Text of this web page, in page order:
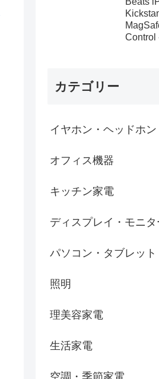
Control
カテゴリー
イヤホン・ヘッドホン
オフィス機器
キッチン家電
ディスプレイ・モニタ
パソコン・タブレット
照明
理美容家電
生活家電
空調・季節家電